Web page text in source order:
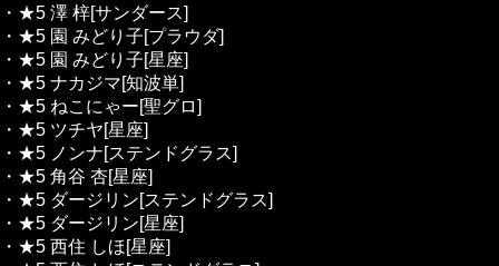
・★5 澤 梓[サンダース]
・★5 園 みどり子[プラウダ]
・★5 園 みどり子[星座]
・★5 ナカジマ[知波単]
・★5 ねこにゃー[聖グロ]
・★5 ツチヤ[星座]
・★5 ノンナ[ステンドグラス]
・★5 角谷 杏[星座]
・★5 ダージリン[ステンドグラス]
・★5 ダージリン[星座]
・★5 西住 しほ[星座]